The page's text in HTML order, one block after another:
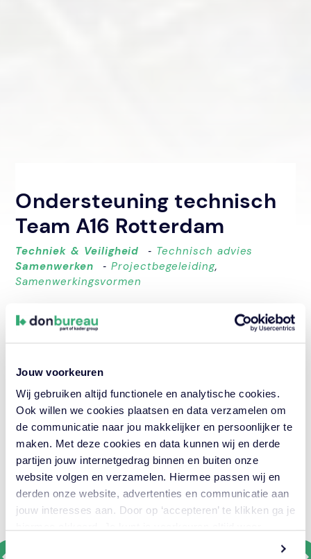
Jouw voorkeuren
Wij gebruiken altijd functionele en analytische cookies.
Ook willen we cookies plaatsen en data verzamelen om
de communicatie naar jou makkelijker en persoonlijker te
maken. Met deze cookies en data kunnen wij en derde
partijen jouw internetgedrag binnen en buiten onze
website volgen en verzamelen. Hiermee passen wij en
derden onze website, advertenties en communicatie aan
jouw interesses aan. Door op ‘accepteren’ te klikken ga je
Ondersteuning technisch
Team A16 Rotterdam
Techniek & Veiligheid ‐ Technisch advies
Samenwerken ‐Projectbegeleiding,
Samenwerkingsvormen
Opdrachtgever
Rijkswaterstaat / ARUP
Locatie
Looptijd
2016 — heden